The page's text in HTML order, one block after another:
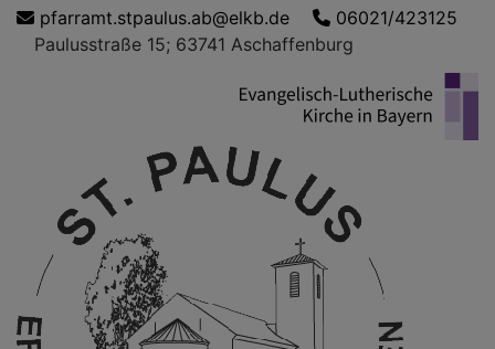
Direktpfarramt.stpaulus.ab@elkb.de
06021/423125
Paulusstraße 15; 63741 Aschaffenburg